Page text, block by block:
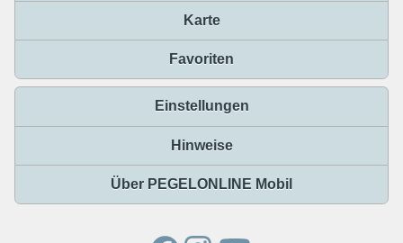
Karte
Favoriten
Einstellungen
Hinweise
Über PEGELONLINE Mobil